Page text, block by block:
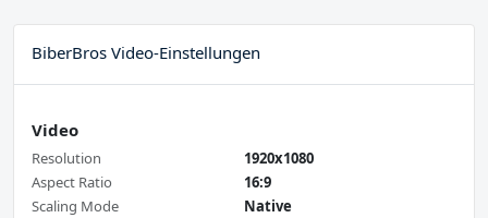
BiberBros Video-Einstellungen
Video
Resolution
1920x1080
Aspect Ratio
16:9
Scaling Mode
Native